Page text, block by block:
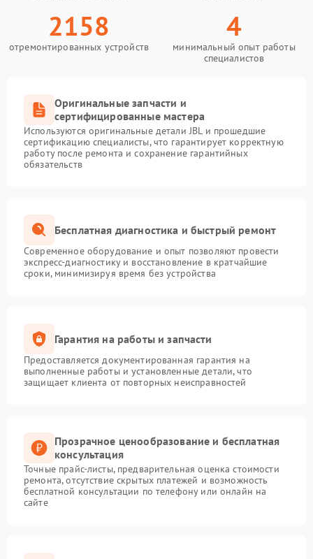
2158
отремонтированных устройств
4
минимальный опыт работы
специалистов
Оригинальные запчасти и
сертифицированные мастера
Используются оригинальные детали JBL и прошедшие
сертификацию специалисты, что гарантирует корректную
работу после ремонта и сохранение гарантийных
обязательств
Бесплатная диагностика и быстрый ремонт
Современное оборудование и опыт позволяют провести
экспресс-диагностику и восстановление в кратчайшие
сроки, минимизируя время без устройства
Гарантия на работы и запчасти
Предоставляется документированная гарантия на
выполненные работы и установленные детали, что
защищает клиента от повторных неисправностей
Прозрачное ценообразование и бесплатная
консультация
Точные прайс-листы, предварительная оценка стоимости
ремонта, отсутствие скрытых платежей и возможность
бесплатной консультации по телефону или онлайн на
сайте